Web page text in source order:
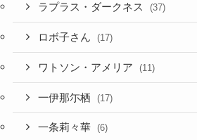
ラプラス・ダークネス (37)
ロボ子さん (17)
ワトソン・アメリア (11)
一伊那尓栖 (17)
一条莉々華 (6)